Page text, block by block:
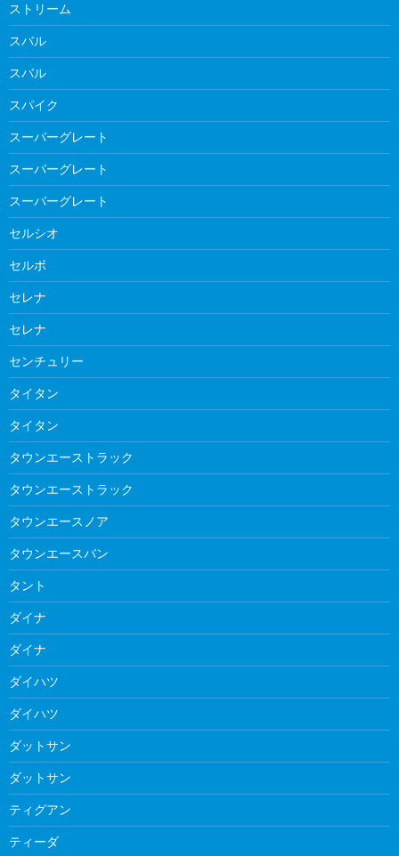
ストリーム
スバル
スバル
スパイク
スーパーグレート
スーパーグレート
スーパーグレート
セルシオ
セルボ
セレナ
セレナ
センチュリー
タイタン
タイタン
タウンエーストラック
タウンエーストラック
タウンエースノア
タウンエースバン
タント
ダイナ
ダイナ
ダイハツ
ダイハツ
ダットサン
ダットサン
ティグアン
ティーダ